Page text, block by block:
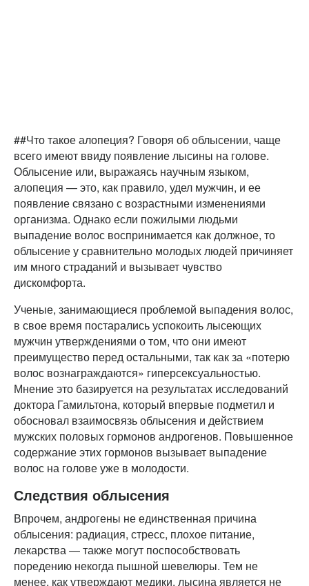
##Что такое алопеция? Говоря об облысении, чаще
всего имеют ввиду появление лысины на голове.
Облысение или, выражаясь научным языком,
алопеция — это, как правило, удел мужчин, и ее
появление связано с возрастными изменениями
организма. Однако если пожилыми людьми
выпадение волос воспринимается как должное, то
облысение у сравнительно молодых людей причиняет
им много страданий и вызывает чувство
дискомфорта.
Ученые, занимающиеся проблемой выпадения волос,
в свое время постарались успокоить лысеющих
мужчин утверждениями о том, что они имеют
преимущество перед остальными, так как за «потерю
волос вознаграждаются» гиперсексуальностью.
Мнение это базируется на результатах исследований
доктора Гамильтона, который впервые подметил и
обосновал взаимосвязь облысения и действием
мужских половых гормонов андрогенов. Повышенное
содержание этих гормонов вызывает выпадение
волос на голове уже в молодости.
Следствия облысения
Впрочем, андрогены не единственная причина
облысения: радиация, стресс, плохое питание,
лекарства — также могут поспособствовать
поредению некогда пышной шевелюры. Тем не
менее, как утверждают медики, лысина является не